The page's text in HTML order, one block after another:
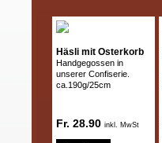
Häsli mit Osterkorb
Handgegossen in
unserer Confiserie.
ca.190g/25cm
Fr. 28.90 inkl. MwSt